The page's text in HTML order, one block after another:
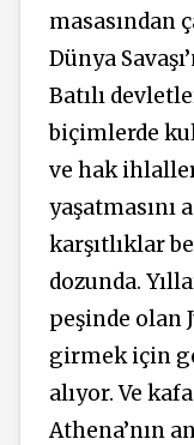
masasından
Dünya
Batılı
biçimlerde
ve hak
yaşatmasını
karşıtlıklar
dozunda.
peşinde olan
girmek için
alıyor. Ve
Athena’nın